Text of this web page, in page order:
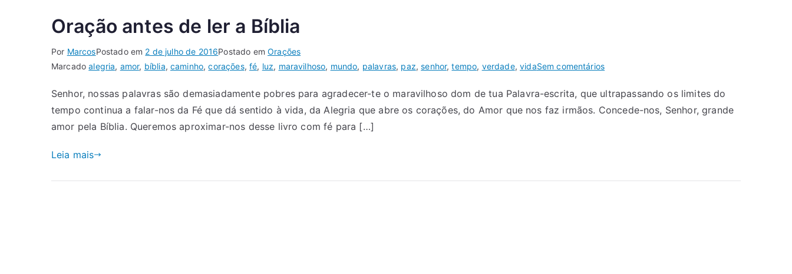
Oração antes de ler a Bíblia
Por MarcosPostado em 2 de julho de 2016Postado emOrações
Marcadoalegria, amor, bíblia, caminho,corações,fé, luz, maravilhoso, mundo, palavras, paz,senhor,tempo, verdade,vidaSem comentários
Senhor, nossas palavras são demasiadamente pobres para agradecer-te o maravilhoso dom de tua Palavra-escrita, que ultrapassando os limites do
tempo continua a falar-nos da Fé que dá sentido à vida, da Alegria que abre os corações, do Amor que nos faz irmãos. Concede-nos, Senhor, grande
amor pela Bíblia. Queremos aproximar-nos desse livro com fé para […]
Leia mais